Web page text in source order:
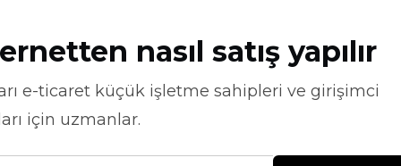
nasıl satış yapılır
e-ticaret küçük işletme sahipleri ve girişimci
için uzmanlar.